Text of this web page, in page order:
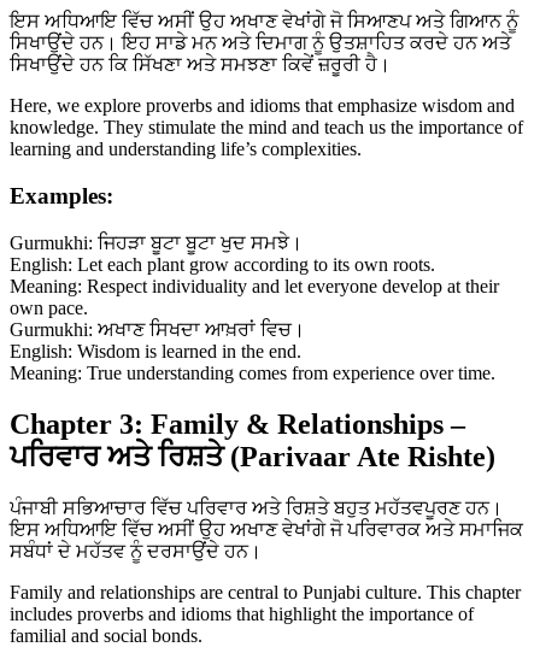
ਇਸ ਅਧਿਆਇ ਵਿੱਚ ਅਸੀਂ ਉਹ ਅਖਾਣ ਵੇਖਾਂਗੇ ਜੋ ਸਿਆਣਪ ਅਤੇ ਗਿਆਨ ਨੂੰ
ਸਿਖਾਉਂਦੇ ਹਨ। ਇਹ ਸਾਡੇ ਮਨ ਅਤੇ ਦਿਮਾਗ ਨੂੰ ਉਤਸ਼ਾਹਿਤ ਕਰਦੇ ਹਨ ਅਤੇ
ਸਿਖਾਉਂਦੇ ਹਨ ਕਿ ਸਿੱਖਣਾ ਅਤੇ ਸਮਝਣਾ ਕਿਵੇਂ ਜ਼ਰੂਰੀ ਹੈ।
Here, we explore proverbs and idioms that emphasize wisdom and
knowledge. They stimulate the mind and teach us the importance of
learning and understanding life’s complexities.
Examples:
Gurmukhi: ਜਿਹੜਾ ਬੂਟਾ ਬੂਟਾ ਖੁਦ ਸਮਝੇ।
English: Let each plant grow according to its own roots.
Meaning: Respect individuality and let everyone develop at their
own pace.
Gurmukhi: ਅਖਾਣ ਸਿਖਦਾ ਆਖ਼ਰਾਂ ਵਿਚ।
English: Wisdom is learned in the end.
Meaning: True understanding comes from experience over time.
Chapter 3: Family & Relationships –
ਪਰਿਵਾਰ ਅਤੇ ਰਿਸ਼ਤੇ (Parivaar Ate Rishte)
ਪੰਜਾਬੀ ਸਭਿਆਚਾਰ ਵਿੱਚ ਪਰਿਵਾਰ ਅਤੇ ਰਿਸ਼ਤੇ ਬਹੁਤ ਮਹੱਤਵਪੂਰਣ ਹਨ।
ਇਸ ਅਧਿਆਇ ਵਿੱਚ ਅਸੀਂ ਉਹ ਅਖਾਣ ਵੇਖਾਂਗੇ ਜੋ ਪਰਿਵਾਰਕ ਅਤੇ ਸਮਾਜਿਕ
ਸਬੰਧਾਂ ਦੇ ਮਹੱਤਵ ਨੂੰ ਦਰਸਾਉਂਦੇ ਹਨ।
Family and relationships are central to Punjabi culture. This chapter
includes proverbs and idioms that highlight the importance of
familial and social bonds.